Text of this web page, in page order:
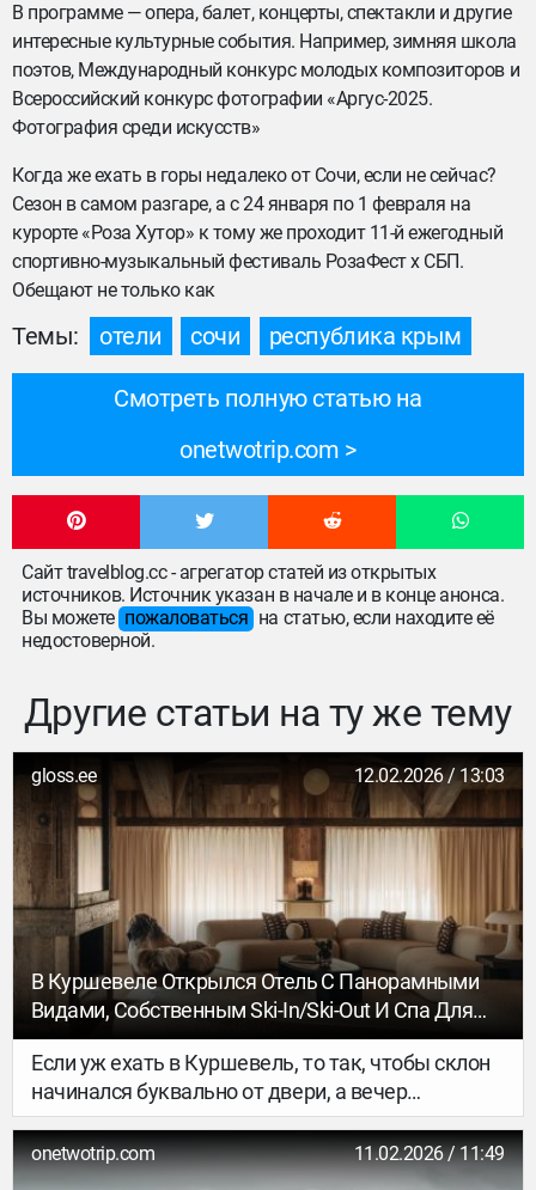
В программе — опера, балет, концерты, спектакли и другие
интересные культурные события. Например, зимняя школа
поэтов, Международный конкурс молодых композиторов и
Всероссийский конкурс фотографии «Аргус-2025.
Фотография среди искусств»
Когда же ехать в горы недалеко от Сочи, если не сейчас?
Сезон в самом разгаре, а с 24 января по 1 февраля на
курорте «Роза Хутор» к тому же проходит 11-й ежегодный
спортивно-музыкальный фестиваль РозаФест x СБП.
Обещают не только как
Темы: отели сочи республика крым
Смотреть полную статью на
onetwotrip.com
Сайт travelblog.cc - агрегатор статей из открытых
источников. Источник указан в начале и в конце анонса.
Вы можете пожаловаться на статью, если находите её
недостоверной.
Другие статьи на ту же тему
gloss.ee 12.02.2026 / 13:03
В Куршевеле Открылся Отель С Панорамными
Видами, Собственным Ski-In/ski-Out И Спа Для
Райдеров
Если уж ехать в Куршевель, то так, чтобы склон
начинался буквально от двери, а вечер
заканчивался ужином, ради которого
действительно стоит лететь в горы. В декабре в
престижном районе Jardin Alpin открылся
onetwotrip.com 11.02.2026 / 11:49